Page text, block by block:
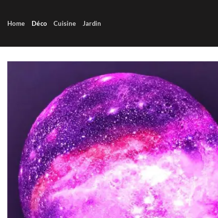
Home Déco Cuisine Jardin